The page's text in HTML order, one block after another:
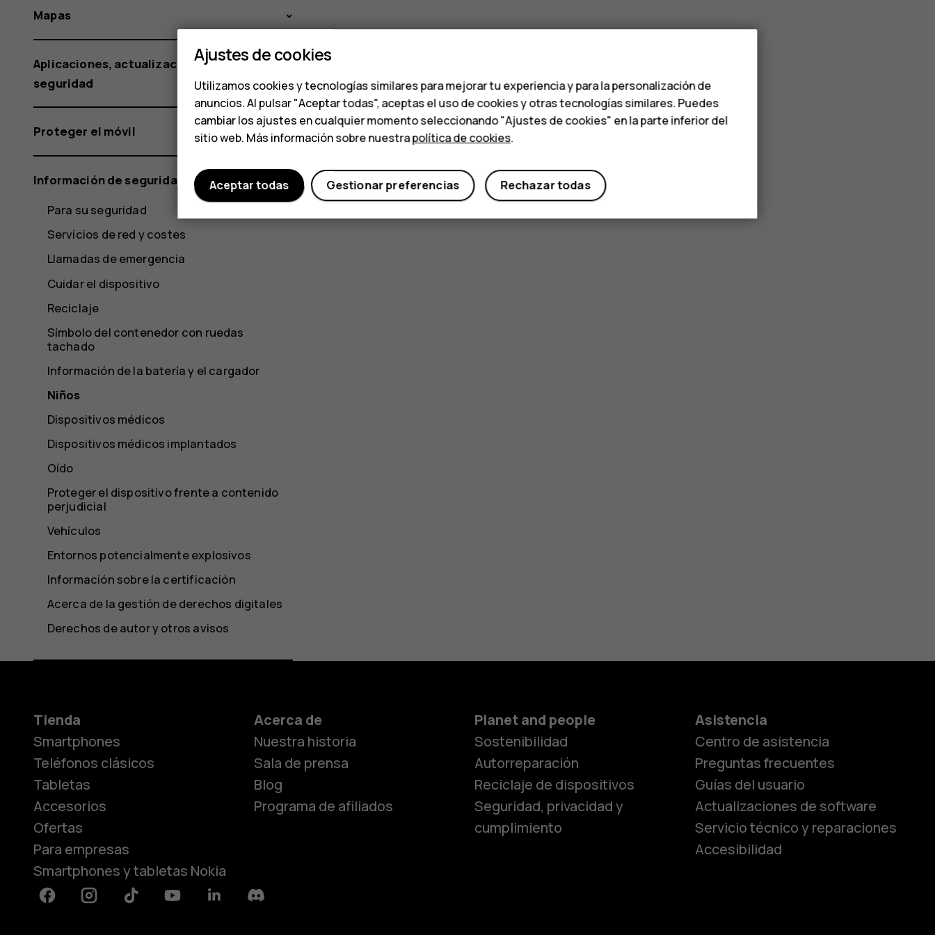
Smartphones
Teléfonos clásicos
Teléfonos para
Mapas
Aplicaciones, actualizaciones y copias de
seguridad
Proteger el móvil
Información de seguridad y del producto
Para su seguridad
Servicios de red y costes
Llamadas de emergencia
Cuidar el dispositivo
Reciclaje
Símbolo del contenedor con ruedas
tachado
Información de la batería y el cargador
Niños
Dispositivos médicos
Dispositivos médicos implantados
Oído
Proteger el dispositivo frente a contenido
perjudicial
Vehículos
Entornos potencialmente explosivos
Información sobre la certificación
Acerca de la gestión de derechos digitales
Derechos de autor y otros avisos
Tienda
Smartphones
Teléfonos clásicos
Tabletas
Accesorios
Ofertas
Para empresas
Smartphones y tabletas Nokia
Acerca de
Nuestra historia
Sala de prensa
Blog
Programa de afiliados
Planet and people
Sostenibilidad
Autorreparación
Reciclaje de dispositivos
Seguridad, privacidad y
cumplimiento
Asistencia
Centro de asistencia
Preguntas frecuentes
Guías del usuario
Actualizaciones de software
Servicio técnico y reparaciones
Accesibilidad
FacebookInstagramTiktok YoutubeLinkedinDiscord
Ajustes de cookies
Utilizamos cookies y tecnologías similares para mejorar tu experiencia y para la personalización de
anuncios. Al pulsar "Aceptar todas", aceptas el uso de cookies y otras tecnologías similares. Puedes
cambiar los ajustes en cualquier momento seleccionando "Ajustes de cookies" en la parte inferior del
sitio web. Más información sobre nuestrapolítica de cookies.
Rechazar todas
Gestionar preferencias
Aceptar todas